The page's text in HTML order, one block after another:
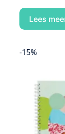
Lees
-15%